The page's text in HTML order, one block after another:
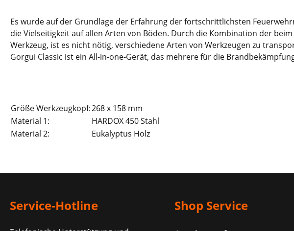
Es wurde auf der Grundlage der Erfahrung der fortschrittlichsten
die Vielseitigkeit auf allen Arten von Böden. Durch die Kombination der
Werkzeug, ist es nicht nötig, verschiedene Arten von Werkzeugen zu
Gorgui Classic ist ein All-in-one-Gerät, das mehrere für die
Größe Werkzeugkopf:268 x 158 mm
Material 1:
HARDOX 450 Stahl
Material 2:
Eukalyptus Holz
Service-Hotline Shop Service